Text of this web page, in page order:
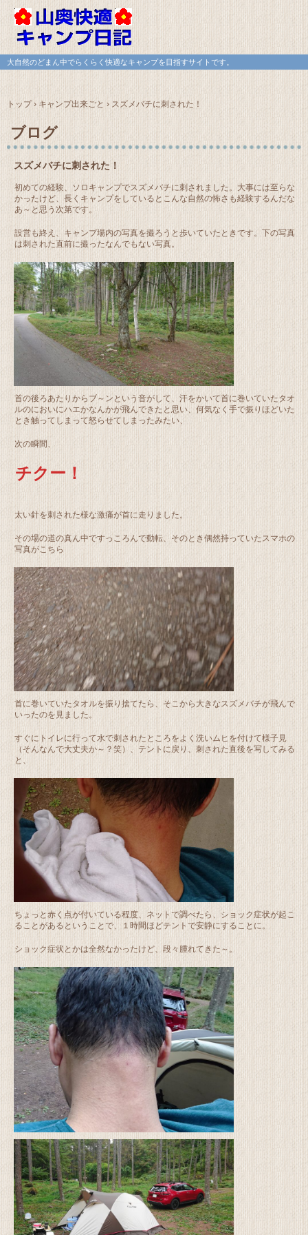
大自然のどまん中でらくらく快適なキャンプを目指すサイトです。
トップ› キャンプ出来ごと › スズメバチに刺された！
ブログ
スズメバチに刺された！
初めての経験、ソロキャンプでスズメバチに刺されました。大事には至らな
かったけど、長くキャンプをしているとこんな自然の怖さも経験するんだな
あ～と思う次第です。
設営も終え、キャンプ場内の写真を撮ろうと歩いていたときです。下の写真
は刺された直前に撮ったなんでもない写真。
首の後ろあたりからブ～ンという音がして、汗をかいて首に巻いていたタオ
ルのにおいにハエかなんかが飛んできたと思い、何気なく手で振りほどいた
とき触ってしまって怒らせてしまったみたい、
次の瞬間、
チクー！
太い針を刺された様な激痛が首に走りました。
その場の道の真ん中ですっころんで動転、そのとき偶然持っていたスマホの
写真がこちら
首に巻いていたタオルを振り捨てたら、そこから大きなスズメバチが飛んで
いったのを見ました。
すぐにトイレに行って水で刺されたところをよく洗いムヒを付けて様子見
（そんなんで大丈夫か～？笑）、テントに戻り、刺された直後を写してみる
と、
ちょっと赤く点が付いている程度、ネットで調べたら、ショック症状が起こ
ることがあるということで、１時間ほどテントで安静にすることに。
ショック症状とかは全然なかったけど、段々腫れてきた～。